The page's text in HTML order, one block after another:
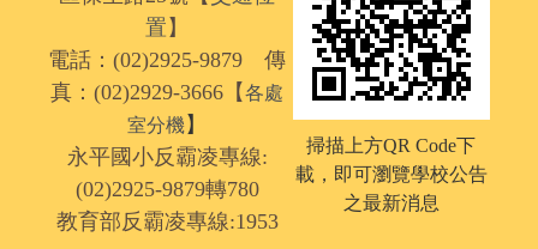
置 】
電話：(02)2925-9879 傳
真：(02)2929-3666【各處
室分機】
永平國小反霸凌專線:
(02)2925-9879轉780
教育部反霸凌專線:1953
掃描上方QR Code下
載， 即可瀏覽學校公告
之最新消息